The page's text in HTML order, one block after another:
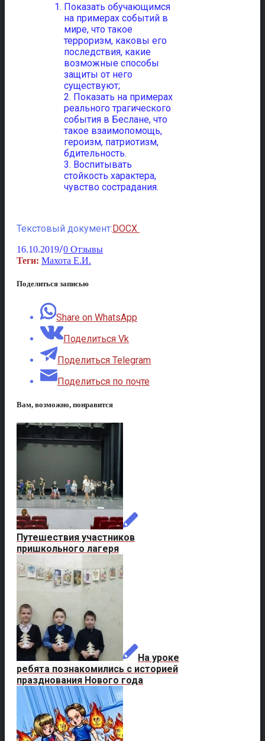
Показать обучающимся
на примерах событий в
мире, что такое
терроризм, каковы его
последствия, какие
возможные способы
защиты от него
существуют;
2. Показать на примерах
реального трагического
события в Беслане, что
такое взаимопомощь,
героизм, патриотизм,
бдительность.
3. Воспитывать
стойкость характера,
чувство сострадания.
Текстовый документ:DOCX
16.10.2019/0 Отзывы
Теги: Махота Е.И.
Поделиться записью
Share on WhatsApp
Поделиться Vk
Поделиться Telegram
Поделиться по почте
Вам, возможно, понравится
Путешествия участников
пришкольного лагеря
На уроке
ребята познакомились с историей
празднования Нового года